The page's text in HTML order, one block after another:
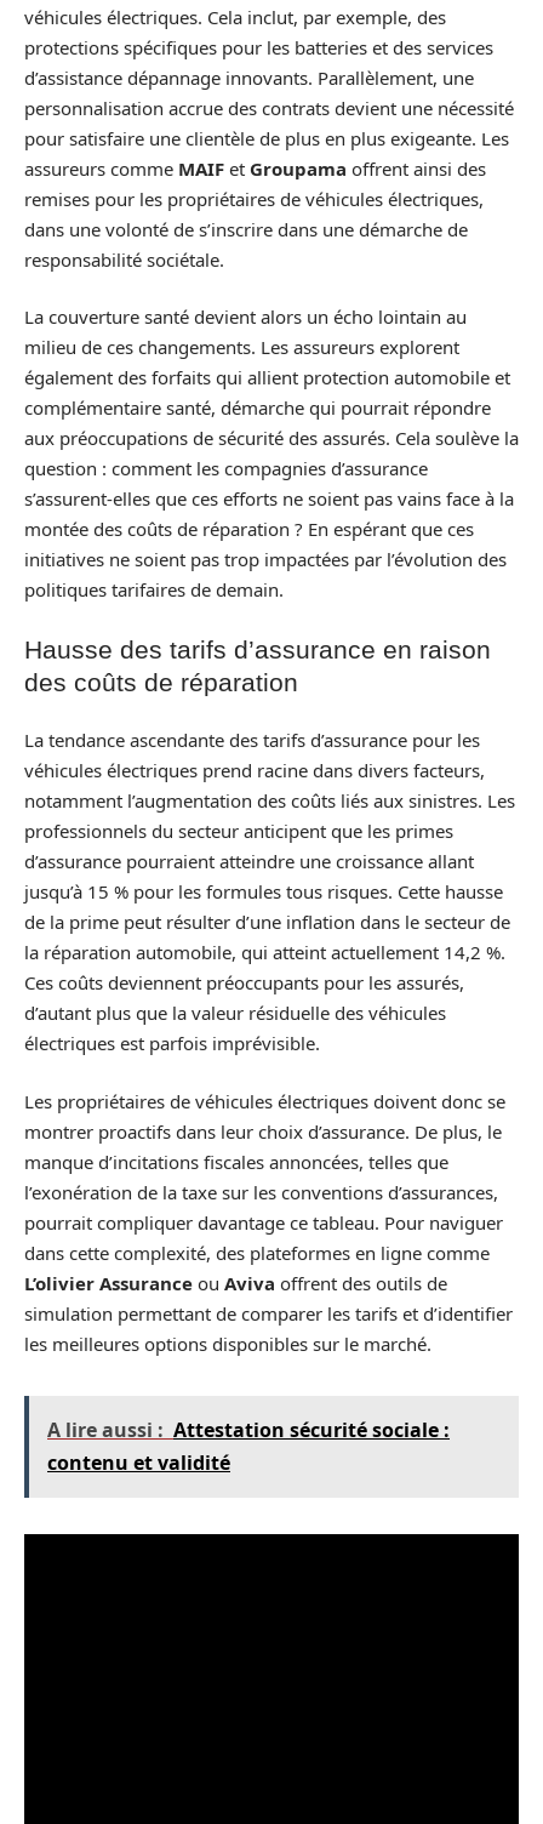
véhicules électriques. Cela inclut, par exemple, des
protections spécifiques pour les batteries et des services
d’assistance dépannage innovants. Parallèlement, une
personnalisation accrue des contrats devient une nécessité
pour satisfaire une clientèle de plus en plus exigeante. Les
assureurs comme MAIF et Groupama offrent ainsi des
remises pour les propriétaires de véhicules électriques,
dans une volonté de s’inscrire dans une démarche de
responsabilité sociétale.
La couverture santé devient alors un écho lointain au
milieu de ces changements. Les assureurs explorent
également des forfaits qui allient protection automobile et
complémentaire santé, démarche qui pourrait répondre
aux préoccupations de sécurité des assurés. Cela soulève la
question : comment les compagnies d’assurance
s’assurent-elles que ces efforts ne soient pas vains face à la
montée des coûts de réparation ? En espérant que ces
initiatives ne soient pas trop impactées par l’évolution des
politiques tarifaires de demain.
Hausse des tarifs d’assurance en raison
des coûts de réparation
La tendance ascendante des tarifs d’assurance pour les
véhicules électriques prend racine dans divers facteurs,
notamment l’augmentation des coûts liés aux sinistres. Les
professionnels du secteur anticipent que les primes
d’assurance pourraient atteindre une croissance allant
jusqu’à 15 % pour les formules tous risques. Cette hausse
de la prime peut résulter d’une inflation dans le secteur de
la réparation automobile, qui atteint actuellement 14,2 %.
Ces coûts deviennent préoccupants pour les assurés,
d’autant plus que la valeur résiduelle des véhicules
électriques est parfois imprévisible.
Les propriétaires de véhicules électriques doivent donc se
montrer proactifs dans leur choix d’assurance. De plus, le
manque d’incitations fiscales annoncées, telles que
l’exonération de la taxe sur les conventions d’assurances,
pourrait compliquer davantage ce tableau. Pour naviguer
dans cette complexité, des plateformes en ligne comme
L’olivier Assurance ou Aviva offrent des outils de
simulation permettant de comparer les tarifs et d’identifier
les meilleures options disponibles sur le marché.
A lire aussi : Attestation sécurité sociale :
contenu et validité